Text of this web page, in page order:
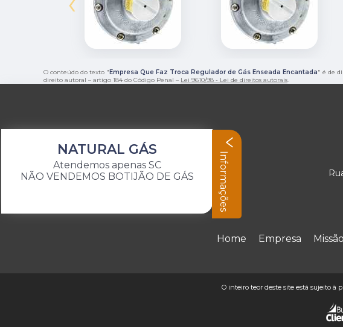
O conteúdo do texto "Empresa Que Faz Troca Regulador de Gás Enseada Encantada" é de
direito autoral – artigo 184 do Código Penal – Lei 9610/98 - Lei de direitos autorais.
Home Empresa Missão
O inteiro teor deste site está sujeito à
NATURAL GÁS
Atendemos apenas SC
NÃO VENDEMOS BOTIJÃO DE GÁS
Informações